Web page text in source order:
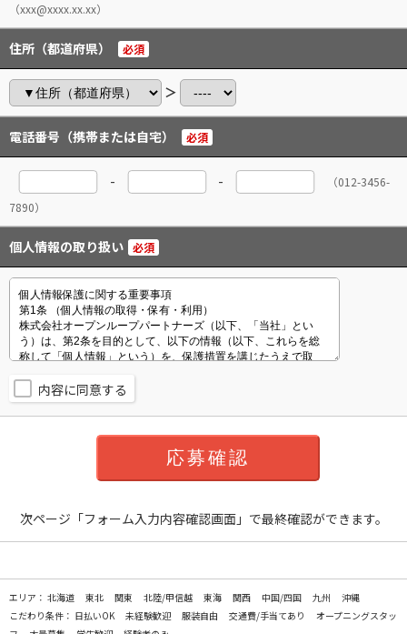
（xxx@xxxx.xx.xx）
住所（都道府県） 必須
＞
電話番号（携帯または自宅） 必須
- -
（012-3456-
7890）
個人情報の取り扱い 必須
内容に同意する
次ページ「フォーム入力内容確認画面」で最終確認ができます。
エリア： 北海道 東北 関東 北陸/甲信越 東海 関西 中国/四国 九州
沖縄
こだわり条件： 日払いOK 未経験歓迎 服装自由 交通費/手当てあり
オープニングスタッ